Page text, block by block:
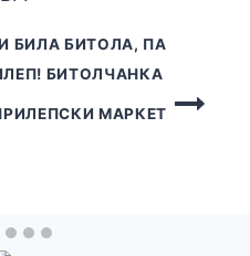
БИЛА БИТОЛА, ПА
БИТОЛЧАНКА
МАРКЕТ